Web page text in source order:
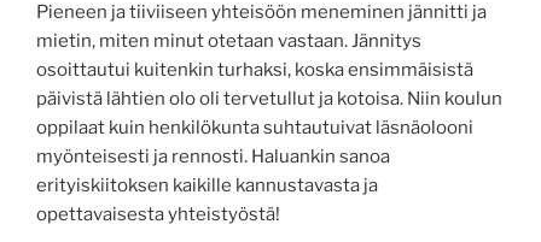
Pieneen ja tiiviiseen yhteisöön meneminen jännitti ja
mietin, miten minut otetaan vastaan. Jännitys
osoittautui kuitenkin turhaksi, koska ensimmäisistä
päivistä lähtien olo oli tervetullut ja kotoisa. Niin koulun
oppilaat kuin henkilökunta suhtautuivat läsnäolooni
myönteisesti ja rennosti. Haluankin sanoa
erityiskiitoksen kaikille kannustavasta ja
opettavaisesta yhteistyöstä!